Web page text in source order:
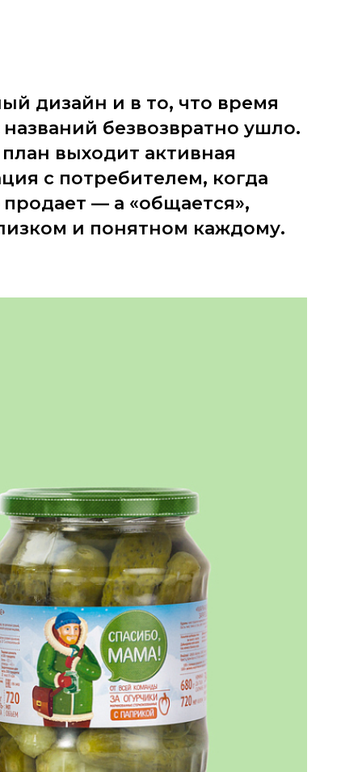
дизайн и в то, что время
безвозвратно ушло.
выходит активная
с потребителем, когда
— а «общается»,
и понятном каждому.